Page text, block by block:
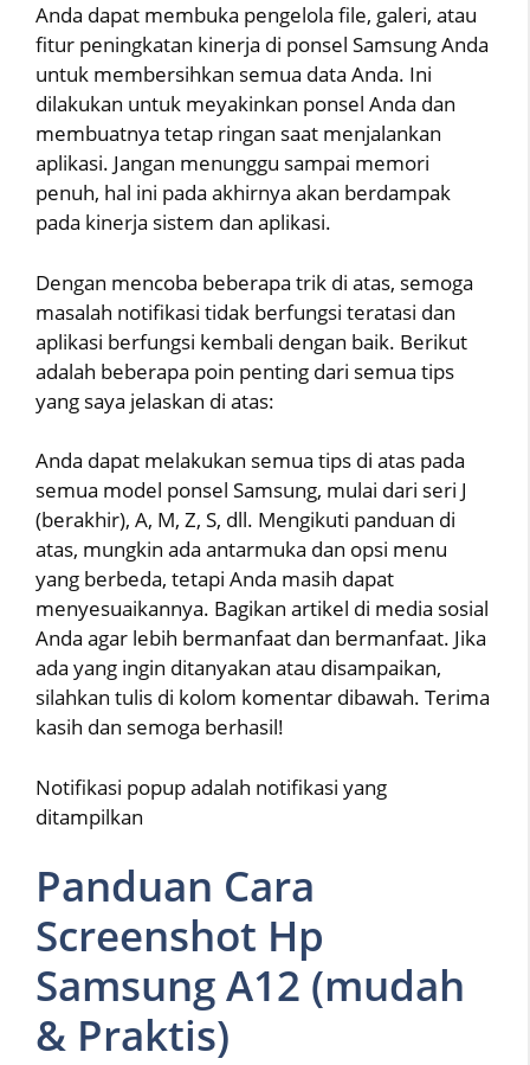
Anda dapat membuka pengelola file, galeri, atau
fitur peningkatan kinerja di ponsel Samsung Anda
untuk membersihkan semua data Anda. Ini
dilakukan untuk meyakinkan ponsel Anda dan
membuatnya tetap ringan saat menjalankan
aplikasi. Jangan menunggu sampai memori
penuh, hal ini pada akhirnya akan berdampak
pada kinerja sistem dan aplikasi.
Dengan mencoba beberapa trik di atas, semoga
masalah notifikasi tidak berfungsi teratasi dan
aplikasi berfungsi kembali dengan baik. Berikut
adalah beberapa poin penting dari semua tips
yang saya jelaskan di atas:
Anda dapat melakukan semua tips di atas pada
semua model ponsel Samsung, mulai dari seri J
(berakhir), A, M, Z, S, dll. Mengikuti panduan di
atas, mungkin ada antarmuka dan opsi menu
yang berbeda, tetapi Anda masih dapat
menyesuaikannya. Bagikan artikel di media sosial
Anda agar lebih bermanfaat dan bermanfaat. Jika
ada yang ingin ditanyakan atau disampaikan,
silahkan tulis di kolom komentar dibawah. Terima
kasih dan semoga berhasil!
Notifikasi popup adalah notifikasi yang
ditampilkan
Panduan Cara
Screenshot Hp
Samsung A12 (mudah
& Praktis)